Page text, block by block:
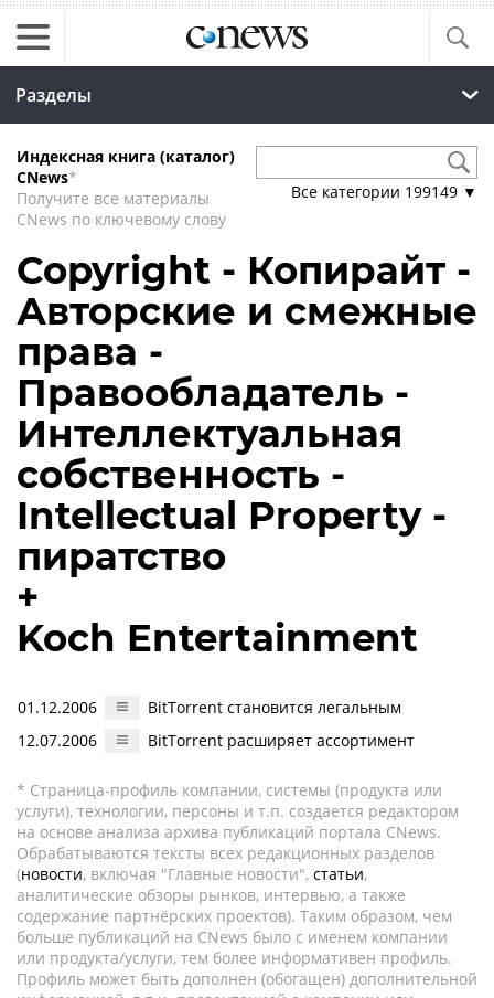
Разделы
Индексная книга (каталог)
CNews*
Получите все материалы
CNews по ключевому слову
Все категории 199149 ▼
Copyright - Копирайт -
Авторские и смежные
права -
Правообладатель -
Интеллектуальная
собственность -
Intellectual Property -
пиратство
+
Koch Entertainment
01.12.2006
BitTorrent становится легальным
12.07.2006
BitTorrent расширяет ассортимент
* Страница-профиль компании, системы (продукта или
услуги), технологии, персоны и т.п. создается редактором
на основе анализа архива публикаций портала CNews.
Обрабатываются тексты всех редакционных разделов
(новости, включая "Главные новости", статьи,
аналитические обзоры рынков, интервью, а также
содержание партнёрских проектов). Таким образом, чем
больше публикаций на CNews было с именем компании
или продукта/услуги, тем более информативен профиль.
Профиль может быть дополнен (обогащен) дополнительной